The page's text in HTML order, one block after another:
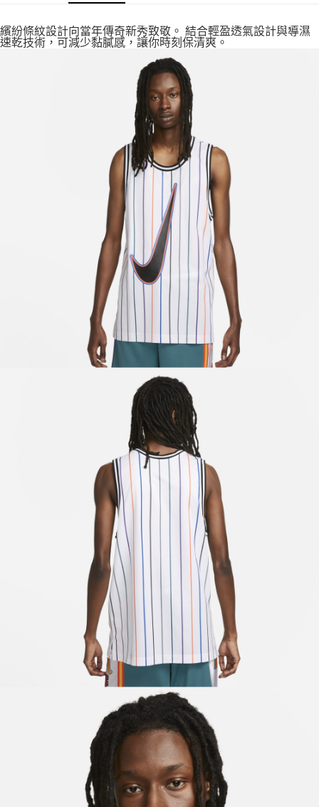
繽紛條紋設計向當年傳奇新秀致敬。 結合輕盈透氣設計與導濕
速乾技術，可減少黏膩感，讓你時刻保清爽。